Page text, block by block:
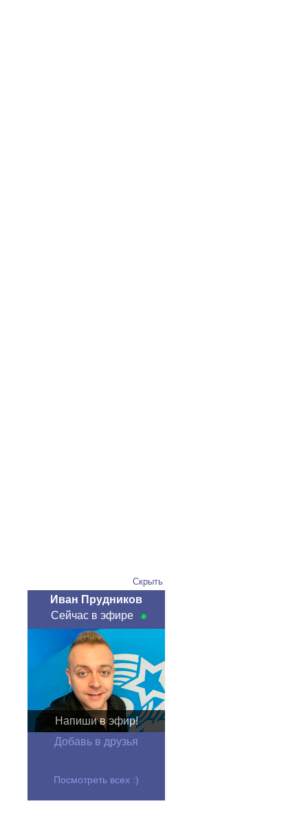
Скрыть
Иван Прудников
Сейчас в эфире
Напиши в эфир!
Добавь в друзья
Посмотреть всех :)